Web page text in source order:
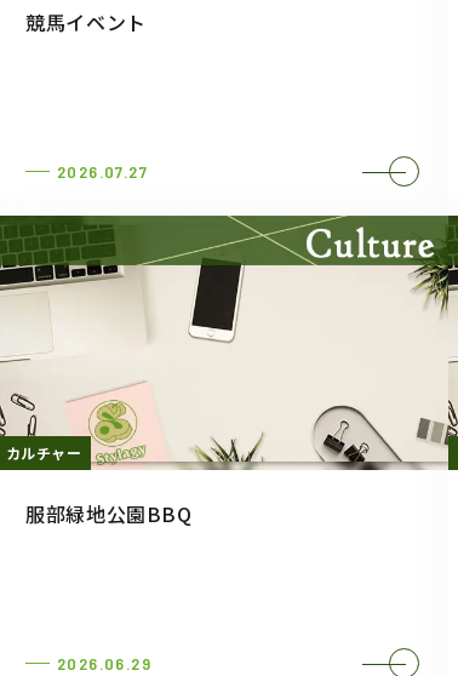
競馬イベント
2026.07.27
カルチャー
服部緑地公園BBQ
2026.06.29